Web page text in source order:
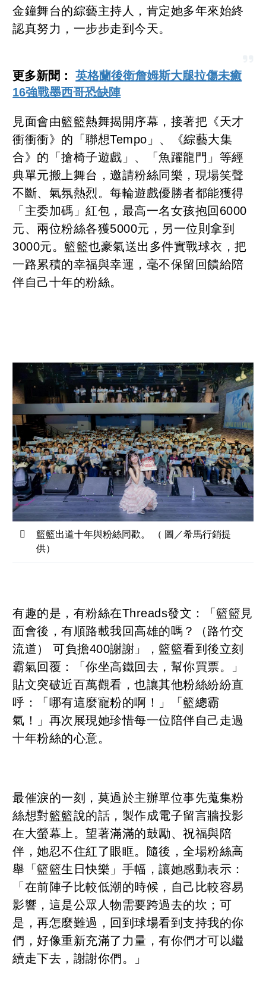
金鐘舞台的綜藝主持人，肯定她多年來始終
認真努力，一步步走到今天。
更多新聞：英格蘭後衛詹姆斯大腿拉傷未癒
16強戰墨西哥恐缺陣
見面會由籃籃熱舞揭開序幕，接著把《天才
衝衝衝》的「聯想Tempo」、《綜藝大集
合》的「搶椅子遊戲」、「魚躍龍門」等經
典單元搬上舞台，邀請粉絲同樂，現場笑聲
不斷、氣氛熱烈。每輪遊戲優勝者都能獲得
「主委加碼」紅包，最高一名女孩抱回6000
元、兩位粉絲各獲5000元，另一位則拿到
3000元。籃籃也豪氣送出多件實戰球衣，把
一路累積的幸福與幸運，毫不保留回饋給陪
伴自己十年的粉絲。
籃籃出道十年與粉絲同歡。 （ 圖／希馬行銷提
供）
有趣的是，有粉絲在Threads發文：「籃籃見
面會後，有順路載我回高雄的嗎？（路竹交
流道） 可負擔400謝謝」，籃籃看到後立刻
霸氣回覆：「你坐高鐵回去，幫你買票。」
貼文突破近百萬觀看，也讓其他粉絲紛紛直
呼：「哪有這麼寵粉的啊！」「籃總霸
氣！」再次展現她珍惜每一位陪伴自己走過
十年粉絲的心意。
最催淚的一刻，莫過於主辦單位事先蒐集粉
絲想對籃籃說的話，製作成電子留言牆投影
在大螢幕上。望著滿滿的鼓勵、祝福與陪
伴，她忍不住紅了眼眶。隨後，全場粉絲高
舉「籃籃生日快樂」手幅，讓她感動表示：
「在前陣子比較低潮的時候，自己比較容易
影響，這是公眾人物需要跨過去的坎；可
是，再怎麼難過，回到球場看到支持我的你
們，好像重新充滿了力量，有你們才可以繼
續走下去，謝謝你們。」